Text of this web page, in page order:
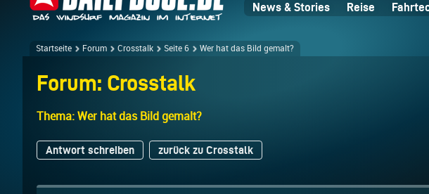
News & Stories Reise
Startseite Forum Crosstalk Seite 6 Wer hat das Bild gemalt?
Forum: Crosstalk
Thema: Wer hat das Bild gemalt?
Antwort schreiben zurück zu Crosstalk